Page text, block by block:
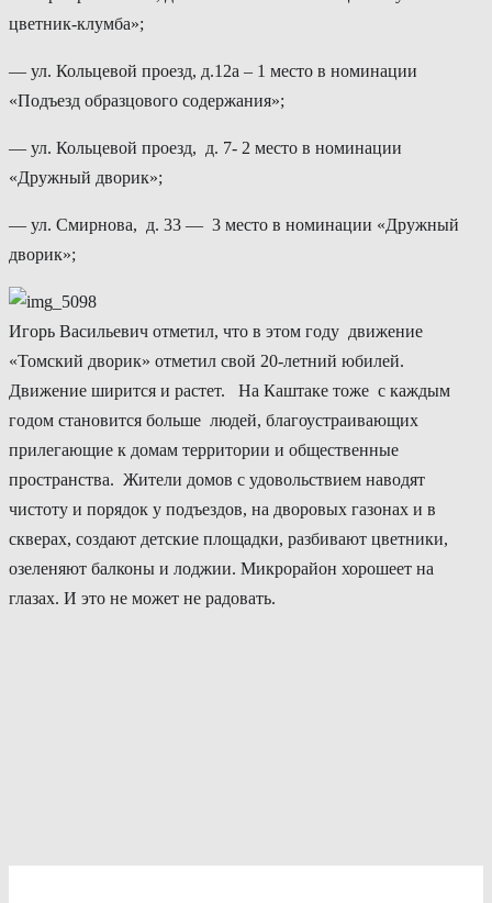
цветник-клумба»;
— ул. Кольцевой проезд, д.12а – 1 место в номинации
«Подъезд образцового содержания»;
— ул. Кольцевой проезд, д. 7- 2 место в номинации
«Дружный дворик»;
— ул. Смирнова, д. 33 — 3 место в номинации «Дружный
дворик»;
Игорь Васильевич отметил, что в этом году движение
«Томский дворик» отметил свой 20-летний юбилей.
Движение ширится и растет. На Каштаке тоже с каждым
годом становится больше людей, благоустраивающих
прилегающие к домам территории и общественные
пространства. Жители домов с удовольствием наводят
чистоту и порядок у подъездов, на дворовых газонах и в
скверах, создают детские площадки, разбивают цветники,
озеленяют балконы и лоджии. Микрорайон хорошеет на
глазах. И это не может не радовать.